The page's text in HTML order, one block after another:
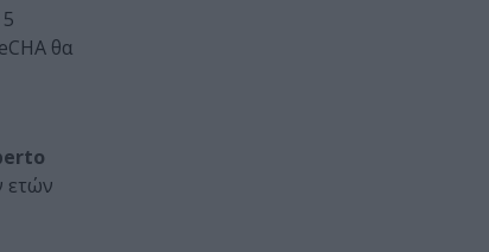
θα
ετών